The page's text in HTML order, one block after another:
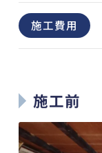
施工費用
施工前